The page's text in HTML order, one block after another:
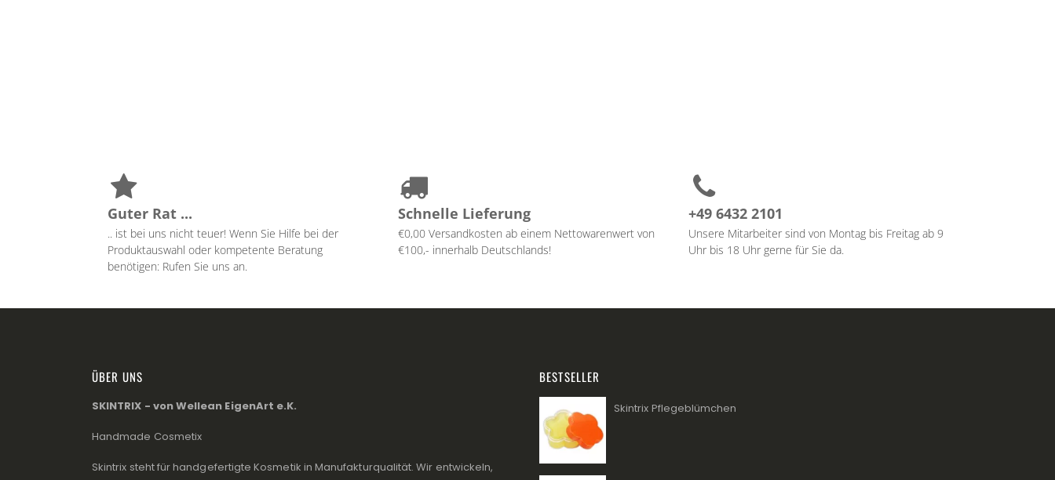
Guter Rat ...
.. ist bei uns nicht teuer! Wenn Sie Hilfe bei der
Produktauswahl oder kompetente Beratung
benötigen: Rufen Sie uns an.
Schnelle Lieferung
€0,00 Versandkosten ab einem Nettowarenwert von
€100,- innerhalb Deutschlands!
+49 6432 2101
Unsere Mitarbeiter sind von Montag bis Freitag ab 9
Uhr bis 18 Uhr gerne für Sie da.
ÜBER UNS
SKINTRIX - von Wellean EigenArt e.K.
Handmade Cosmetix
Skintrix steht für handgefertigte Kosmetik in Manufakturqualität. Wir entwickeln,
BESTSELLER
Skintrix Pflegeblümchen